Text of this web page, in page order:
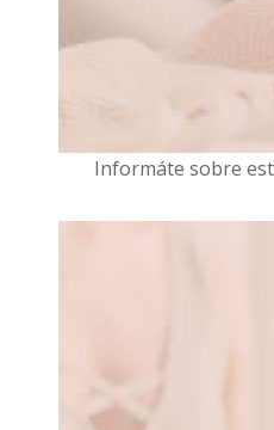
Informáte sobre